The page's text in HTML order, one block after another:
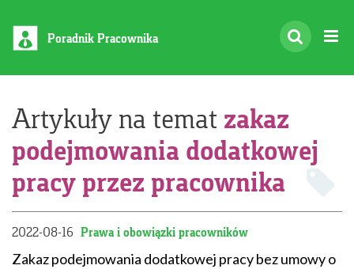
Poradnik Pracownika
Artykuły na temat zakaz
podejmowania dodatkowej
pracy przez pracownika
2022-08-16 Prawa i obowiązki pracowników
Zakaz podejmowania dodatkowej pracy bez umowy o